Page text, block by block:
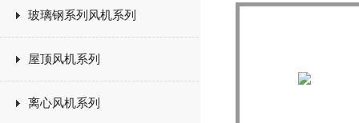
玻璃钢系列风机系列
屋顶风机系列
离心风机系列